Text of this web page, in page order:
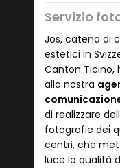
Servizio
Jos, catena di
estetici in
Canton Ticino,
alla nostra
di realizzare
fotografie dei
centri, che
luce la qualità